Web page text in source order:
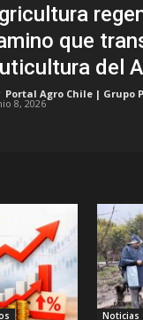
que
del
Portal Agro Chile | Grupo
8, 2026
Noticias